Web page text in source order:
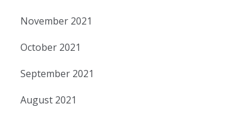
November 2021
October 2021
September 2021
August 2021